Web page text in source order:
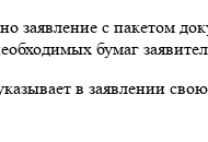
заявление с пакетом
бумаг
в заявлении